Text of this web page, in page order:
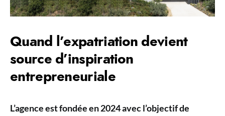
Quand l’expatriation devient
source d’inspiration
entrepreneuriale
L’agence est fondée en 2024 avec l’objectif de